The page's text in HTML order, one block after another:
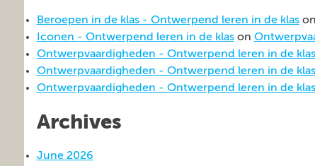
Beroepen in de klas - Ontwerpend leren in de klason
Iconen - Ontwerpend leren in de klason
Ontwerpvaardigheden - Ontwerpend leren in de klas
Ontwerpvaardigheden - Ontwerpend leren in de klas
Ontwerpvaardigheden - Ontwerpend leren in de klas
Archives
June 2026